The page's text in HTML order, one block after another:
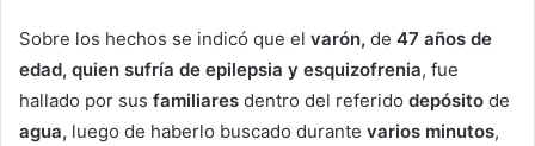
Sobre los hechos se indicó que el varón, de 47 años de
edad, quien sufría de epilepsia y esquizofrenia, fue
hallado por sus familiares dentro del referido depósito de
agua, luego de haberlo buscado durante varios minutos,